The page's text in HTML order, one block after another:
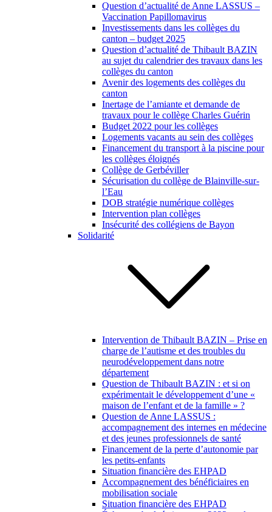
Question d’actualité de Anne LASSUS –
Vaccination Papillomavirus
Investissements dans les collèges du
canton – budget 2025
Question d’actualité de Thibault BAZIN
au sujet du calendrier des travaux dans les
collèges du canton
Avenir des logements des collèges du
canton
Inertage de l’amiante et demande de
travaux pour le collège Charles Guérin
Budget 2022 pour les collèges
Logements vacants au sein des collèges
Financement du transport à la piscine pour
les collèges éloignés
Collège de Gerbéviller
Sécurisation du collège de Blainville-sur-
l’Eau
DOB stratégie numérique collèges
Intervention plan collèges
Insécurité des collégiens de Bayon
Solidarité
Intervention de Thibault BAZIN – Prise en
charge de l’autisme et des troubles du
neurodéveloppement dans notre
département
Question de Thibault BAZIN : et si on
expérimentait le développement d’une «
maison de l’enfant et de la famille » ?
Question de Anne LASSUS :
accompagnement des internes en médecine
et des jeunes professionnels de santé
Financement de la perte d’autonomie par
les petits-enfants
Situation financière des EHPAD
Accompagnement des bénéficiaires en
mobilisation sociale
Situation financière des EHPAD